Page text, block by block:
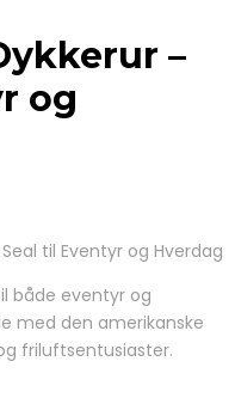
–
og
til Eventyr og Hverdag
både eventyr og
med den amerikanske
friluftsentusiaster.